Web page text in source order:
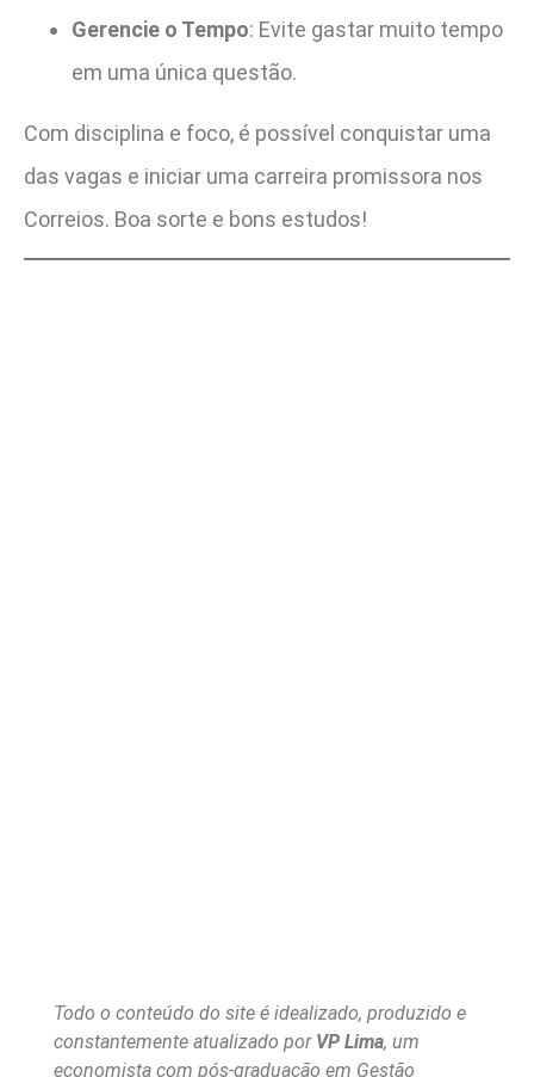
Gerencie o Tempo: Evite gastar muito tempo
em uma única questão.
Com disciplina e foco, é possível conquistar uma
das vagas e iniciar uma carreira promissora nos
Correios. Boa sorte e bons estudos!
Todo o conteúdo do site é idealizado, produzido e
constantemente atualizado por VP Lima, um
economista com pós-graduação em Gestão